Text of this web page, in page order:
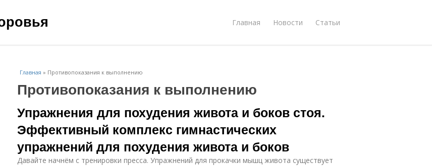
Главная Новости Статьи
Главная » Противопоказания к выполнению
Противопоказания к выполнению
Упражнения для похудения живота и боков стоя.
Эффективный комплекс гимнастических
упражнений для похудения живота и боков
Давайте начнём с тренировки пресса. Упражнений для прокачки мышц живота существует